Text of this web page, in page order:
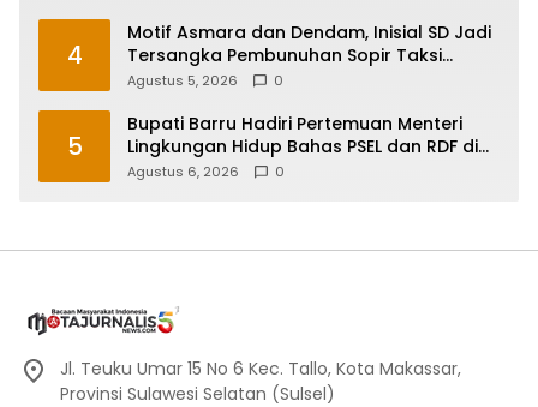
4
Motif Asmara dan Dendam, Inisial SD Jadi
Tersangka Pembunuhan Sopir Taksi
Online di Maros
Agustus 5, 2026 0
5
Bupati Barru Hadiri Pertemuan Menteri
Lingkungan Hidup Bahas PSEL dan RDF di
Sulsel
Agustus 6, 2026 0
Jl. Teuku Umar 15 No 6 Kec. Tallo, Kota Makassar,
Provinsi Sulawesi Selatan (Sulsel)